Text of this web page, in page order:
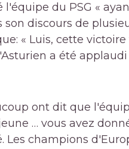
du PSG «
son discours de
« Luis, cette
a été
ont dit que
… vous avez
Les champions